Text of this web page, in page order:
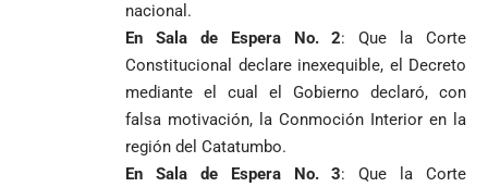
nacional.
En Sala de Espera No. 2: Que la Corte
Constitucional declare inexequible, el Decreto
mediante el cual el Gobierno declaró, con
falsa motivación, la Conmoción Interior en la
región del Catatumbo.
En Sala de Espera No. 3: Que la Corte